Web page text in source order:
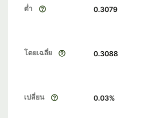
ต่ำ 0.3079
โดยเฉลี่ย 0.3088
เปลี่ยน 0.03%